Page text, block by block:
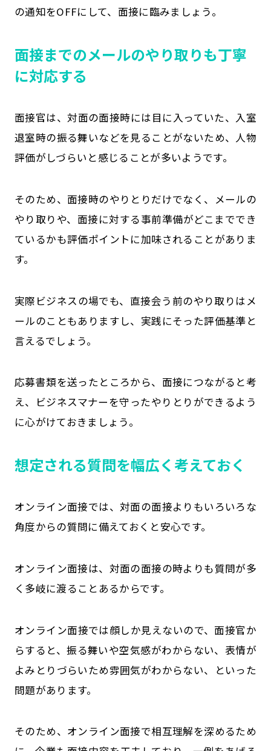
の通知をOFFにして、面接に臨みましょう。
面接までのメールのやり取りも丁寧
に対応する
面接官は、対面の面接時には目に入っていた、入室
退室時の振る舞いなどを見ることがないため、人物
評価がしづらいと感じることが多いようです。
そのため、面接時のやりとりだけでなく、メールの
やり取りや、面接に対する事前準備がどこまででき
ているかも評価ポイントに加味されることがありま
す。
実際ビジネスの場でも、直接会う前のやり取りはメ
ールのこともありますし、実践にそった評価基準と
言えるでしょう。
応募書類を送ったところから、面接につながると考
え、ビジネスマナーを守ったやりとりができるよう
に心がけておきましょう。
想定される質問を幅広く考えておく
オンライン面接では、対面の面接よりもいろいろな
角度からの質問に備えておくと安心です。
オンライン面接は、対面の面接の時よりも質問が多
く多岐に渡ることあるからです。
オンライン面接では顔しか見えないので、面接官か
らすると、振る舞いや空気感がわからない、表情が
よみとりづらいため雰囲気がわからない、といった
問題があります。
そのため、オンライン面接で相互理解を深めるため